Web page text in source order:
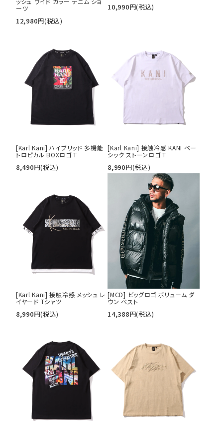
ーツ
12,980円(税込)
10,990円(税込)
[Karl Kani] ハイブリッド 多機能
トロピカル BOXロゴ T
8,490円(税込)
[Karl Kani] 接触冷感 KANI ベー
シック ストーンロゴ T
8,990円(税込)
[Karl Kani] 接触冷感 メッシュ レ
イヤード Tシャツ
8,990円(税込)
[MCD] ビッグロゴ ボリューム ダ
ウン ベスト
14,388円(税込)